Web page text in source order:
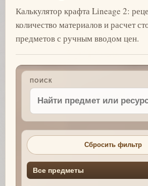
Калькулятор крафта Lineage 2:
количество материалов и расчет
предметов с ручным вводом цен.
ПОИСК
Сбросить фильтр
Все предметы